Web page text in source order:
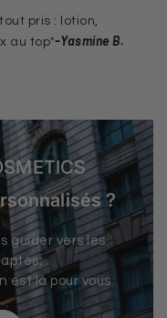
tout pris : lotion,
au top"-Yasmine B.
?
guider vers les
est là pour vous.